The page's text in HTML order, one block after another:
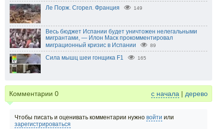
Ле Порж. Сгорел. Франция 149
Весь бюджет Испании будет уничтожен нелегальными
мигрантами, — Илон Маск прокомментировал
миграционный кризис в Испании
89
Сила мышц шеи гонщика F1 165
Комментарии 0 с начала | дерево
Чтобы писать и оценивать комментарии нужно войти или
зарегистрироваться